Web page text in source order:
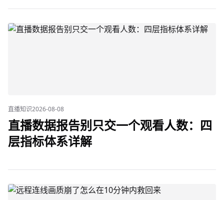
直播知识2026-08-08
直播数据报告别只交一个观看人数：四
层指标体系详解